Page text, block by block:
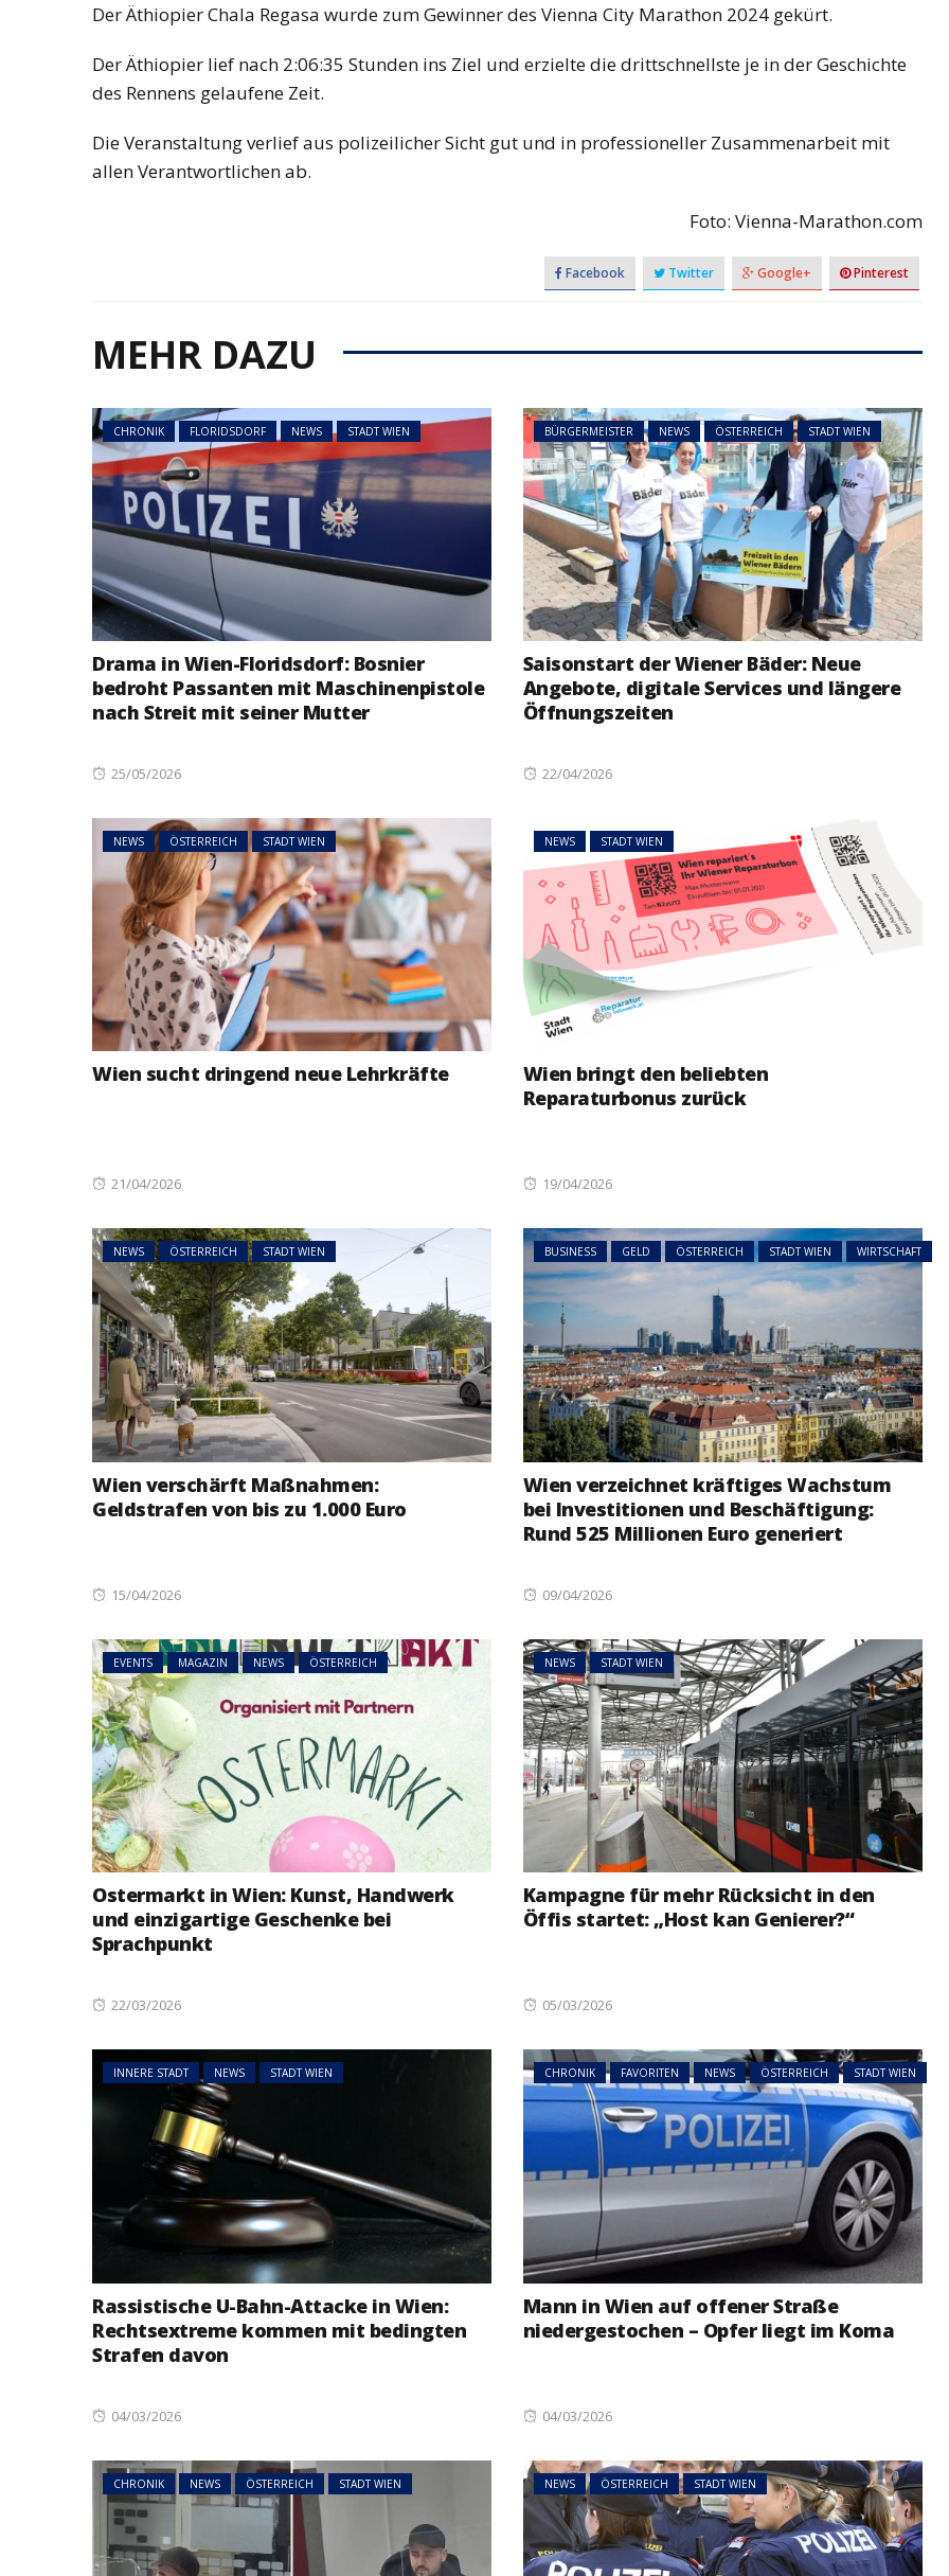
Der Äthiopier Chala Regasa wurde zum Gewinner des Vienna City Marathon 2024 gekürt.
Der Äthiopier lief nach 2:06:35 Stunden ins Ziel und erzielte die drittschnellste je in der Geschichte
des Rennens gelaufene Zeit.
Die Veranstaltung verlief aus polizeilicher Sicht gut und in professioneller Zusammenarbeit mit
allen Verantwortlichen ab.
Foto: Vienna-Marathon.com
Facebook Twitter Google+ Pinterest
MEHR DAZU
CHRONIK FLORIDSDORF NEWS STADT WIEN
Drama in Wien-Floridsdorf: Bosnier
bedroht Passanten mit Maschinenpistole
nach Streit mit seiner Mutter
Posted
25/05/2026
BÜRGERMEISTER NEWS ÖSTERREICH STADT WIEN
Saisonstart der Wiener Bäder: Neue
Angebote, digitale Services und längere
Öffnungszeiten
Posted
22/04/2026
NEWS ÖSTERREICH STADT WIEN
Wien sucht dringend neue Lehrkräfte
Posted
21/04/2026
NEWS STADT WIEN
Wien bringt den beliebten
Reparaturbonus zurück
Posted
19/04/2026
NEWS ÖSTERREICH STADT WIEN
Wien verschärft Maßnahmen:
Geldstrafen von bis zu 1.000 Euro
Posted
15/04/2026
BUSINESS GELD ÖSTERREICH STADT WIEN WIRTSCHAFT
Wien verzeichnet kräftiges Wachstum
bei Investitionen und Beschäftigung:
Rund 525 Millionen Euro generiert
Posted
09/04/2026
EVENTS MAGAZIN NEWS ÖSTERREICH
Ostermarkt in Wien: Kunst, Handwerk
und einzigartige Geschenke bei
Sprachpunkt
Posted
22/03/2026
NEWS STADT WIEN
Kampagne für mehr Rücksicht in den
Öffis startet: „Host kan Genierer?“
Posted
05/03/2026
INNERE STADT NEWS STADT WIEN
Rassistische U-Bahn-Attacke in Wien:
Rechtsextreme kommen mit bedingten
Strafen davon
Posted
04/03/2026
CHRONIK FAVORITEN NEWS ÖSTERREICH STADT WIEN
Mann in Wien auf offener Straße
niedergestochen – Opfer liegt im Koma
Posted
04/03/2026
CHRONIK NEWS ÖSTERREICH STADT WIEN NEWS ÖSTERREICH STADT WIEN
45 Prozent weniger
Asylanträge als im Vorjahr:
Rückläufiger Trend setzt
sich fort
NEWS
Studierende protestieren
österreichweit gegen
mögliche Budgetkürzungen